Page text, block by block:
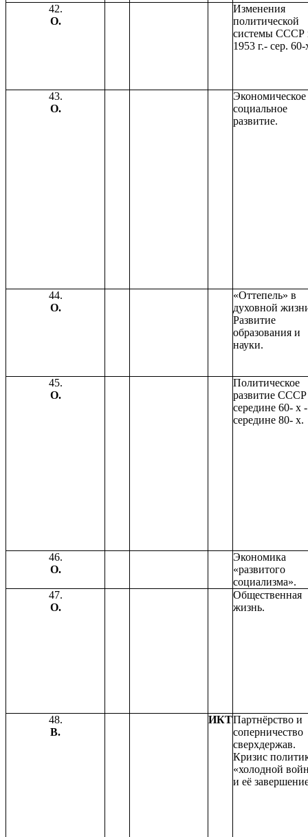
42.
О.
Изменения
политической
системы СССР
1953 г.- сер. 60-
43.
О.
социальное
развитие.
44.
О.
«Оттепель» в
духовной
Развитие
образования и
науки.
45.
О.
Политическое
развитие СССР
середине 60- х -
середине 80- х.
46.
О.
Экономика
«развитого
социализма».
47.
О.
Общественная
жизнь.
48.
В.
ИКТПартнёрство и
соперничество
сверхдержав.
Кризис
«холодной
и её